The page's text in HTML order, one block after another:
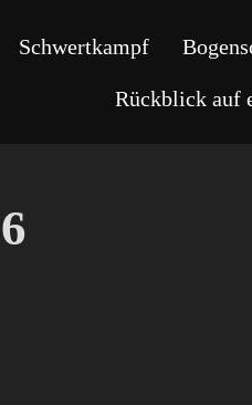
Schwertkampf
Rückblick auf